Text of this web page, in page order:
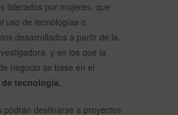
liderados por mujeres, que
uso de tecnologías o
desarrollados a partir de la
y en los que la
negocio se base en el
tecnología.
podrán destinarse a proyectos